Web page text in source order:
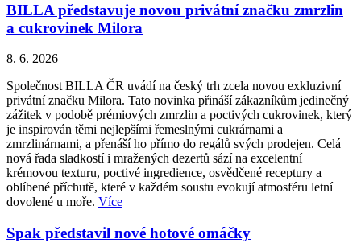
BILLA představuje novou privátní značku zmrzlin
a cukrovinek Milora
8. 6. 2026
Společnost BILLA ČR uvádí na český trh zcela novou exkluzivní
privátní značku Milora. Tato novinka přináší zákazníkům jedinečný
zážitek v podobě prémiových zmrzlin a poctivých cukrovinek, který
je inspirován těmi nejlepšími řemeslnými cukrárnami a
zmrzlinárnami, a přenáší ho přímo do regálů svých prodejen. Celá
nová řada sladkostí i mražených dezertů sází na excelentní
krémovou texturu, poctivé ingredience, osvědčené receptury a
oblíbené příchutě, které v každém soustu evokují atmosféru letní
dovolené u moře. Více
Spak představil nové hotové omáčky